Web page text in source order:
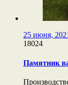
25 июня,
18024
Памятник